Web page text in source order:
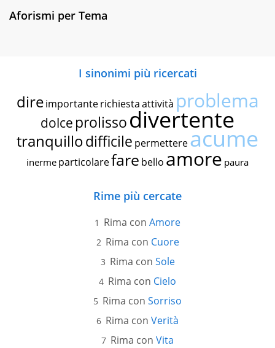
Aforismi per Tema
I sinonimi più ricercati
dire importante richiestaattività problema
dolce prolissodivertente
tranquillodifficile permettereacume
inerme particolarefare bello amore paura
Rime più cercate
Rima con Amore
Rima con Cuore
Rima con Sole
Rima con Cielo
Rima con Sorriso
Rima con Verità
Rima con Vita